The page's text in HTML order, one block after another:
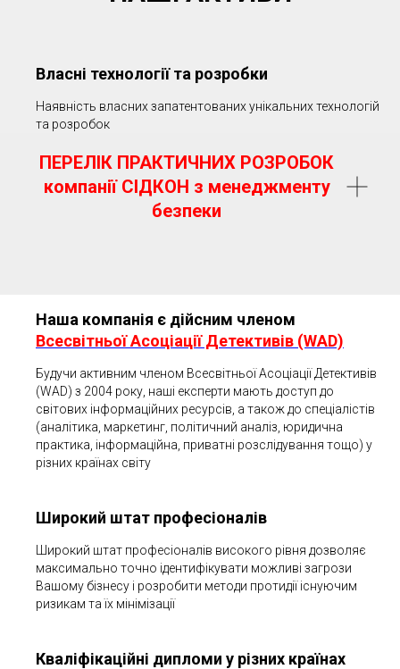
Власні технології та розробки
Наявність власних запатентованих унікальних технологій
та розробок
ПЕРЕЛІК ПРАКТИЧНИХ РОЗРОБОК
компанії СІДКОН з менеджменту
безпеки
Наша компанія є дійсним членом
Всесвітньої Асоціації Детективів (WAD)
Будучи активним членом Всесвітньої Асоціації Детективів
(WAD) з 2004 року, наші експерти мають доступ до
світових інформаційних ресурсів, а також до спеціалістів
(аналітика, маркетинг, політичний аналіз, юридична
практика, інформаційна, приватні розслідування тощо) у
різних країнах світу
Широкий штат професіоналів
Широкий штат професіоналів високого рівня дозволяє
максимально точно ідентифікувати можливі загрози
Вашому бізнесу і розробити методи протидії існуючим
ризикам та їх мінімізації
Кваліфікаційні дипломи у різних країнах